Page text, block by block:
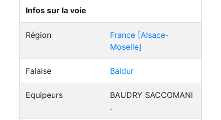
Infos sur la voie
Région
France [Alsace-
Moselle]
Falaise Baldur
Equipeurs
BAUDRY SACCOMANI
.